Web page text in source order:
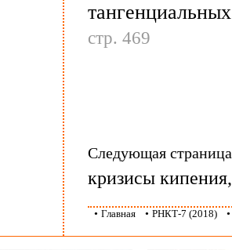
стр. 469
Следующая
кризисы
• Главная • РНКТ-7 (2018)